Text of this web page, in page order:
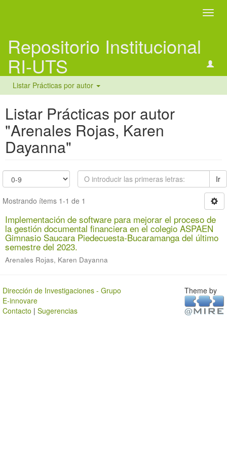
Repositorio Institucional
RI-UTS
Listar Prácticas por autor
Listar Prácticas por autor
"Arenales Rojas, Karen
Dayanna"
Ir
Mostrando ítems 1-1 de 1
Implementación de software para mejorar el proceso de
la gestión documental financiera en el colegio ASPAEN
Gimnasio Saucara Piedecuesta-Bucaramanga del último
semestre del 2023.
Arenales Rojas, Karen Dayanna
Dirección de Investigaciones - Grupo
E-innovare
Contacto | Sugerencias
Theme by